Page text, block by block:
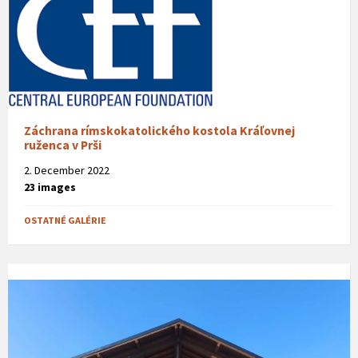
Záchrana rímskokatolického kostola Kráľovnej
ruženca v Prši
2. December 2022
23 images
OSTATNÉ GALÉRIE